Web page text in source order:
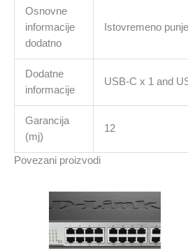
Osnovne
informacije
dodatno
Istovremeno
Dodatne
informacije
USB-C x 1 and
Garancija
(mj)
12
Povezani proizvodi